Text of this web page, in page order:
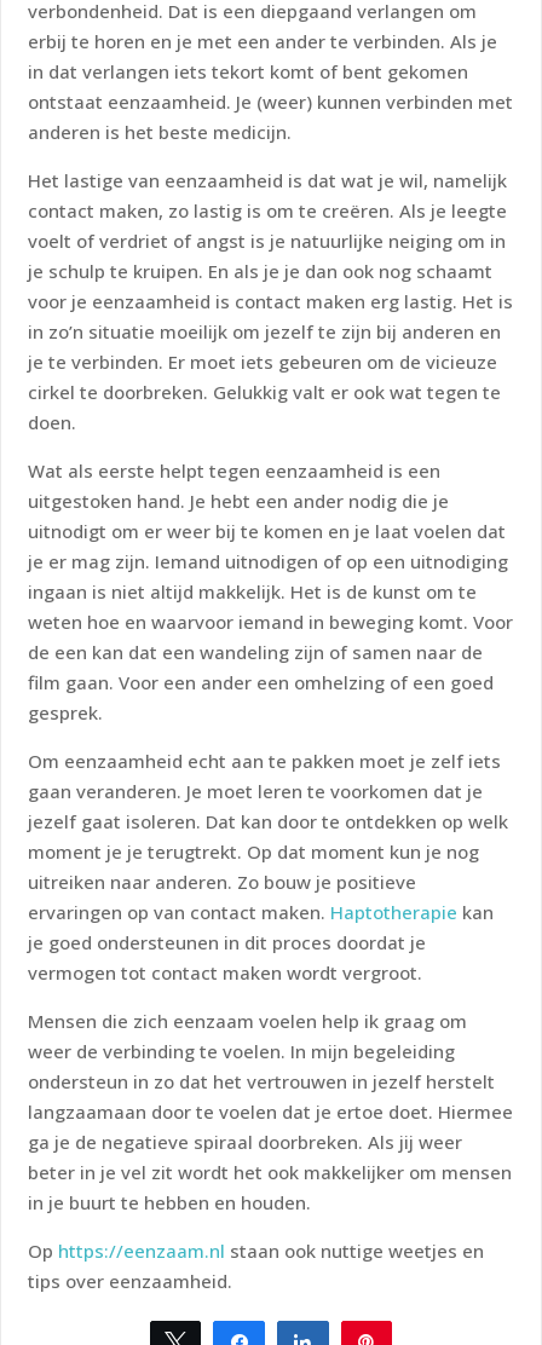
verbondenheid. Dat is een diepgaand verlangen om
erbij te horen en je met een ander te verbinden. Als je
in dat verlangen iets tekort komt of bent gekomen
ontstaat eenzaamheid. Je (weer) kunnen verbinden met
anderen is het beste medicijn.
Het lastige van eenzaamheid is dat wat je wil, namelijk
contact maken, zo lastig is om te creëren. Als je leegte
voelt of verdriet of angst is je natuurlijke neiging om in
je schulp te kruipen. En als je je dan ook nog schaamt
voor je eenzaamheid is contact maken erg lastig. Het is
in zo’n situatie moeilijk om jezelf te zijn bij anderen en
je te verbinden. Er moet iets gebeuren om de vicieuze
cirkel te doorbreken. Gelukkig valt er ook wat tegen te
doen.
Wat als eerste helpt tegen eenzaamheid is een
uitgestoken hand. Je hebt een ander nodig die je
uitnodigt om er weer bij te komen en je laat voelen dat
je er mag zijn. Iemand uitnodigen of op een uitnodiging
ingaan is niet altijd makkelijk. Het is de kunst om te
weten hoe en waarvoor iemand in beweging komt. Voor
de een kan dat een wandeling zijn of samen naar de
film gaan. Voor een ander een omhelzing of een goed
gesprek.
Om eenzaamheid echt aan te pakken moet je zelf iets
gaan veranderen. Je moet leren te voorkomen dat je
jezelf gaat isoleren. Dat kan door te ontdekken op welk
moment je je terugtrekt. Op dat moment kun je nog
uitreiken naar anderen. Zo bouw je positieve
ervaringen op van contact maken. Haptotherapie kan
je goed ondersteunen in dit proces doordat je
vermogen tot contact maken wordt vergroot.
Mensen die zich eenzaam voelen help ik graag om
weer de verbinding te voelen. In mijn begeleiding
ondersteun in zo dat het vertrouwen in jezelf herstelt
langzaamaan door te voelen dat je ertoe doet. Hiermee
ga je de negatieve spiraal doorbreken. Als jij weer
beter in je vel zit wordt het ook makkelijker om mensen
in je buurt te hebben en houden.
Op https://eenzaam.nl staan ook nuttige weetjes en
tips over eenzaamheid.